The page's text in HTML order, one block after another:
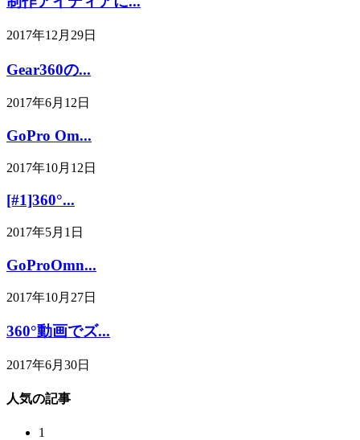
2017年12月29日
Gear360の...
2017年6月12日
GoPro Om...
2017年10月12日
[#1]360°...
2017年5月1日
GoProOmn...
2017年10月27日
360°動画でズ...
2017年6月30日
人気の記事
1